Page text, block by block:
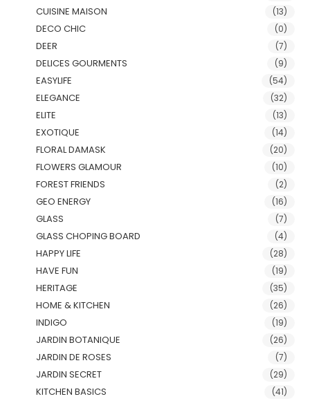
CUISINE MAISON
(13)
DECO CHIC (0)
DEER (7)
DELICES GOURMENTS (9)
EASYLIFE (54)
ELEGANCE (32)
ELITE (13)
EXOTIQUE (14)
FLORAL DAMASK (20)
FLOWERS GLAMOUR (10)
FOREST FRIENDS (2)
GEO ENERGY (16)
GLASS (7)
GLASS CHOPING BOARD (4)
HAPPY LIFE (28)
HAVE FUN (19)
HERITAGE (35)
HOME & KITCHEN (26)
INDIGO (19)
JARDIN BOTANIQUE (26)
JARDIN DE ROSES (7)
JARDIN SECRET (29)
KITCHEN BASICS (41)